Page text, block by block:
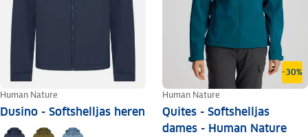
Human Nature
Dusino - Softshelljas heren
-30%
Human Nature
Quites - Softshelljas
dames - Human Nature